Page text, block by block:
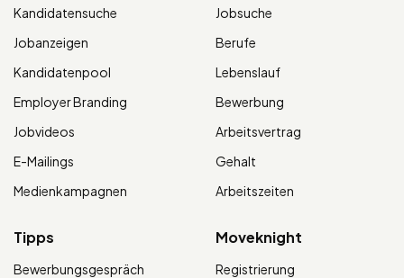
Kandidatensuche
Jobanzeigen
Kandidatenpool
Employer Branding
Jobvideos
E-Mailings
Medienkampagnen
Jobsuche
Berufe
Lebenslauf
Bewerbung
Arbeitsvertrag
Gehalt
Arbeitszeiten
Tipps
Bewerbungsgespräch
Moveknight
Registrierung